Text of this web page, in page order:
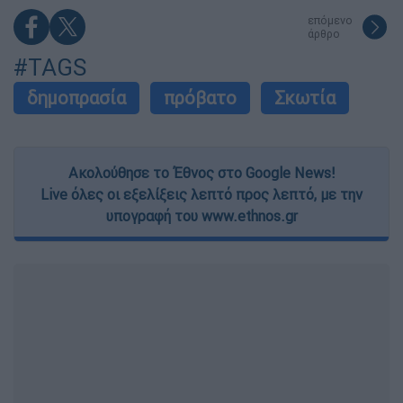
επόμενο
άρθρο
#TAGS
δημοπρασία πρόβατο Σκωτία
Ακολούθησε το Έθνος στο Google News!
Live όλες οι εξελίξεις λεπτό προς λεπτό, με την
υπογραφή του www.ethnos.gr